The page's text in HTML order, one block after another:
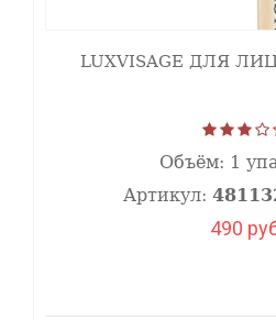
LUXVISAGE ДЛЯ
Объём: 1
Артикул:
490